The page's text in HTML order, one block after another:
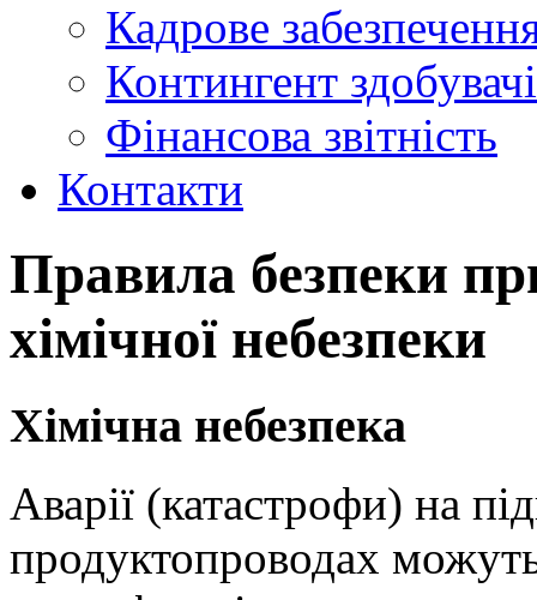
Кадрове
Контингент
Фінансова звітність
Контакти
Правила безпеки
хімічної небезпеки
Хімічна небезпека
Аварії (катастрофи) на
продуктопроводах